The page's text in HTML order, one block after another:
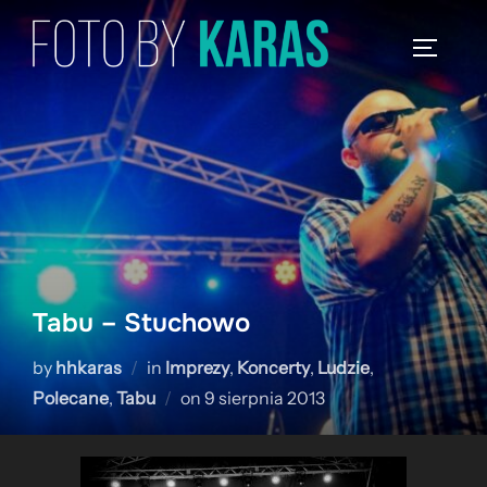
Skip
Tabu – Stuchowo
by hhkaras in Imprezy, Koncerty, Ludzie,
Polecane, Tabu on Posted
9 sierpnia 2013